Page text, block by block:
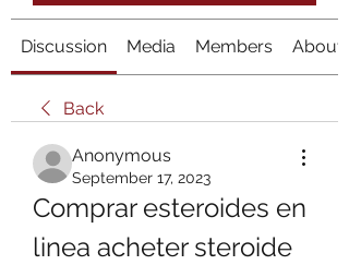
Discussion Media Members About
Back
Anonymous
September 17, 2023
Comprar esteroides en
linea acheter steroide